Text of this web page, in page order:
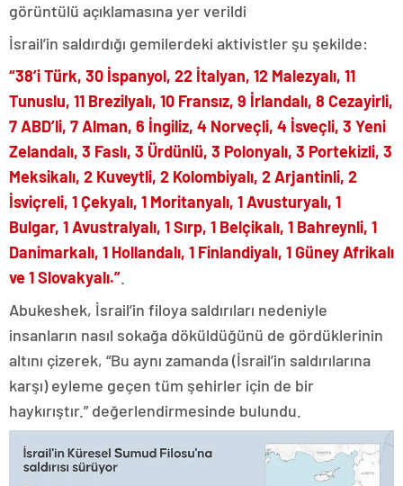
görüntülü açıklamasına yer verildi
İsrail’in saldırdığı gemilerdeki aktivistler şu şekilde:
“38’i Türk, 30 İspanyol, 22 İtalyan, 12 Malezyalı, 11
Tunuslu, 11 Brezilyalı, 10 Fransız, 9 İrlandalı, 8 Cezayirli,
7 ABD’li, 7 Alman, 6 İngiliz, 4 Norveçli, 4 İsveçli, 3 Yeni
Zelandalı, 3 Faslı, 3 Ürdünlü, 3 Polonyalı, 3 Portekizli, 3
Meksikalı, 2 Kuveytli, 2 Kolombiyalı, 2 Arjantinli, 2
İsviçreli, 1 Çekyalı, 1 Moritanyalı, 1 Avusturyalı, 1
Bulgar, 1 Avustralyalı, 1 Sırp, 1 Belçikalı, 1 Bahreynli, 1
Danimarkalı, 1 Hollandalı, 1 Finlandiyalı, 1 Güney Afrikalı
ve 1 Slovakyalı.”
Abukeshek, İsrail’in filoya saldırıları nedeniyle
insanların nasıl sokağa döküldüğünü de gördüklerinin
altını çizerek, “Bu aynı zamanda (İsrail’in saldırılarına
karşı) eyleme geçen tüm şehirler için de bir
haykırıştır.” değerlendirmesinde bulundu.